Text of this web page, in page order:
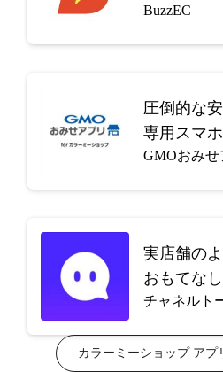
BuzzEC
圧倒的な
専用スマ
GMOおみせ
実店舗の
おもてな
チャネルト
カラーミーショップ アプ